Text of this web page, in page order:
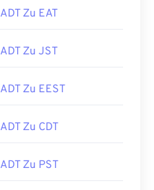
ADT Zu EAT
ADT Zu JST
ADT Zu EEST
ADT Zu CDT
ADT Zu PST